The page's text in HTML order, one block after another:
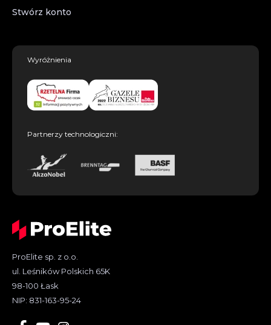
Stwórz konto
Wyróżnienia
Partnerzy technologiczni:
ProElite sp. z o.o.
ul. Leśników Polskich 65K
98-100 Łask
NIP: 831-163-95-24